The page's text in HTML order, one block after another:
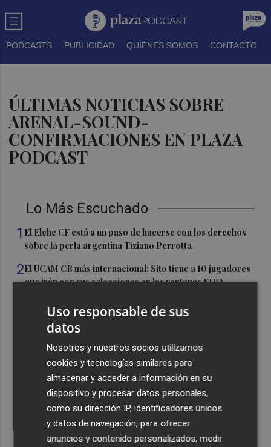
PODCASTS PUBLICIDAD QUIÉNES SOMOS CONTACTO
ÚLTIMAS NOTICIAS SOBRE
ARENAL-SOUND-
CONFIRMACIONES EN PLAZA
PODCAST
Lo Más Escuchado
1 El Elche CF está a un paso de hacerse con los derechos
sobre la perla argentina Tiziano Perrotta
2El UCAM CB más internacional: Sito tiene a 10 jugadores
que irán con sus selecciones en las ventanas FIBA
La Región de Murcia es la cuarta provincia que más
exporta a África: Marruecos, el primer destino
La Región de Murcia celebra la Semana de la Juventud
con cinco días de actividades
El coste de la vivienda: 1.338 € netos al mes, el salario
mínimo para poder comprar una vivienda en Castellón
Uso responsable de sus
datos
Nosotros y nuestros socios utilizamos
cookies y tecnologías similares para
almacenar y acceder a información en su
dispositivo y procesar datos personales,
como su dirección IP, identificadores únicos
y datos de navegación, para ofrecer
anuncios y contenido personalizados, medir